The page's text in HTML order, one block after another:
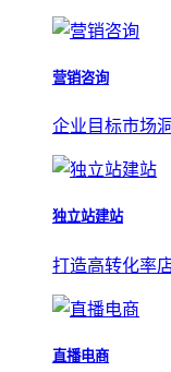
营销咨询
企业目标市场
独立站建站
打造高转化率
直播电商